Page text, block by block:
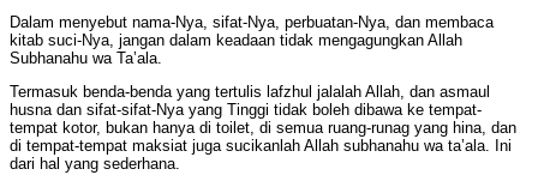
Dalam menyebut nama-Nya, sifat-Nya, perbuatan-Nya, dan membaca
kitab suci-Nya, jangan dalam keadaan tidak mengagungkan Allah
Subhanahu wa Ta’ala.
Termasuk benda-benda yang tertulis lafzhul jalalah Allah, dan asmaul
husna dan sifat-sifat-Nya yang Tinggi tidak boleh dibawa ke tempat-
tempat kotor, bukan hanya di toilet, di semua ruang-runag yang hina, dan
di tempat-tempat maksiat juga sucikanlah Allah subhanahu wa ta’ala. Ini
dari hal yang sederhana.